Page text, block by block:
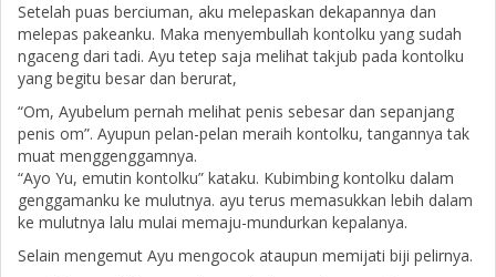
Setelah puas berciuman, aku melepaskan dekapannya dan
melepas pakeanku. Maka menyembullah kontolku yang sudah
ngaceng dari tadi. Ayu tetep saja melihat takjub pada kontolku
yang begitu besar dan berurat,
“Om, Ayubelum pernah melihat penis sebesar dan sepanjang
penis om”. Ayupun pelan-pelan meraih kontolku, tangannya tak
muat menggenggamnya.
“Ayo Yu, emutin kontolku” kataku. Kubimbing kontolku dalam
genggamanku ke mulutnya. ayu terus memasukkan lebih dalam
ke mulutnya lalu mulai memaju-mundurkan kepalanya.
Selain mengemut Ayu mengocok ataupun memijati biji pelirnya.